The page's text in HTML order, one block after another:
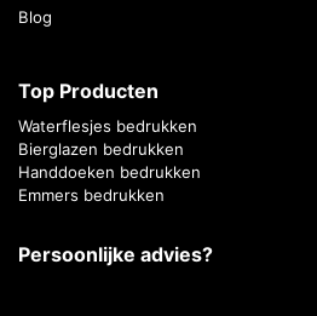
Blog
Top Producten
Waterflesjes bedrukken
Bierglazen bedrukken
Handdoeken bedrukken
Emmers bedrukken
Persoonlijke advies?